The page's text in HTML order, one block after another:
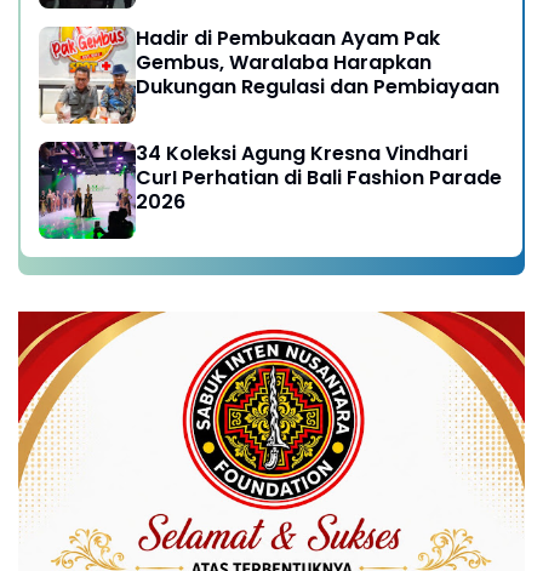
Hadir di Pembukaan Ayam Pak
Gembus, Waralaba Harapkan
Dukungan Regulasi dan Pembiayaan
34 Koleksi Agung Kresna Vindhari
CurI Perhatian di Bali Fashion Parade
2026